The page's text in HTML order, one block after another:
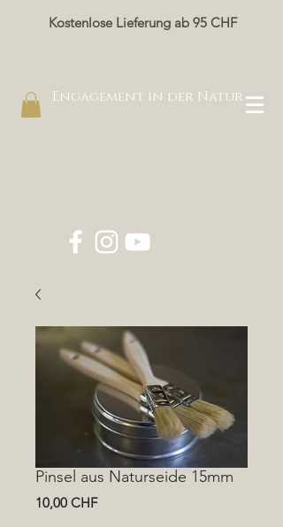
Kostenlose Lieferung ab 95 CHF
Engagement in der Natur
Pinsel aus Naturseide 15mm
10,00 CHFPreis